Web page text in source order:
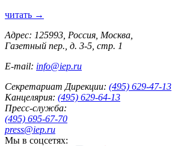
читать →
Адрес: 125993, Россия, Москва,
Газетный пер., д. 3-5, стр. 1
E-mail: info@iep.ru
Секретариат Дирекции: (495) 629-47-13
Канцелярия: (495) 629-64-13
Пресс-служба:
(495) 695-67-70
press@iep.ru
Мы в соцсетях: